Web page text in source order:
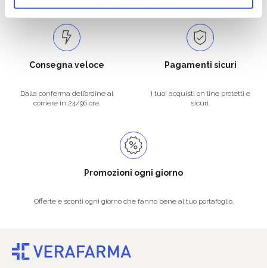
Consegna veloce
Dalla conferma dell’ordine al
corriere in 24/96 ore.
Pagamenti sicuri
I tuoi acquisti on line protetti e
sicuri.
Promozioni ogni giorno
Offerte e sconti ogni giorno che fanno bene al tuo portafoglio.